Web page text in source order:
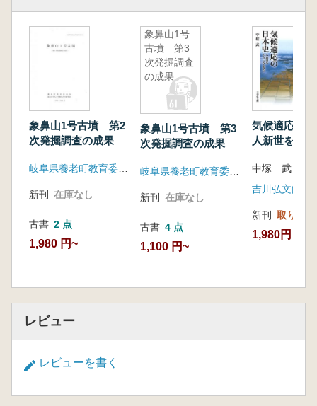
象鼻山1号古墳 第2
次発掘調査の成果
岐阜県養老町教育委員会 富山大学人文学部考古学研究室
新刊 在庫なし
古書 2 点
1,980 円~
象鼻山1号
古墳 第3
次発掘調査
の成果
象鼻山1号古墳 第3
次発掘調査の成果
新刊 在庫なし
古書 4 点
1,100 円~
気候適応の
人新世をの
中塚 武 著
吉川弘文館
新刊 取り寄せ
1,980円
レビュー
レビューを書く